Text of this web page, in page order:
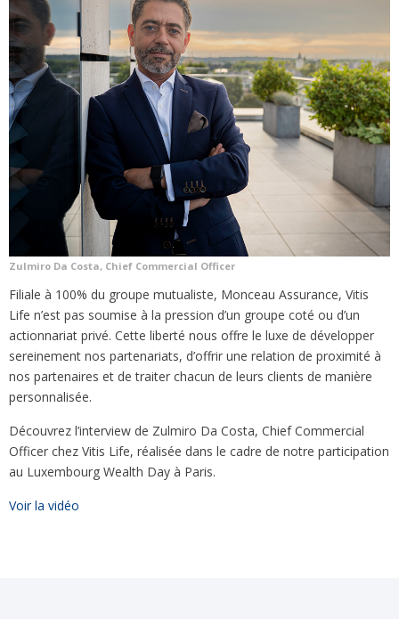
Zulmiro Da Costa, Chief Commercial Officer
Filiale à 100% du groupe mutualiste, Monceau Assurance, Vitis
Life n’est pas soumise à la pression d’un groupe coté ou d’un
actionnariat privé. Cette liberté nous offre le luxe de développer
sereinement nos partenariats, d’offrir une relation de proximité à
nos partenaires et de traiter chacun de leurs clients de manière
personnalisée.
Découvrez l’interview de Zulmiro Da Costa, Chief Commercial
Officer chez Vitis Life, réalisée dans le cadre de notre participation
au Luxembourg Wealth Day à Paris.
Voir la vidéo